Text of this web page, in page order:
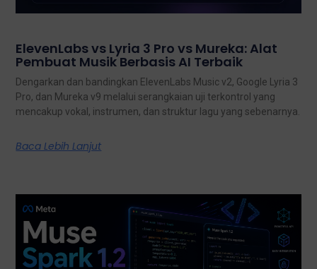
ElevenLabs vs Lyria 3 Pro vs Mureka: Alat
Pembuat Musik Berbasis AI Terbaik
Dengarkan dan bandingkan ElevenLabs Music v2, Google Lyria 3
Pro, dan Mureka v9 melalui serangkaian uji terkontrol yang
mencakup vokal, instrumen, dan struktur lagu yang sebenarnya.
Baca Lebih Lanjut